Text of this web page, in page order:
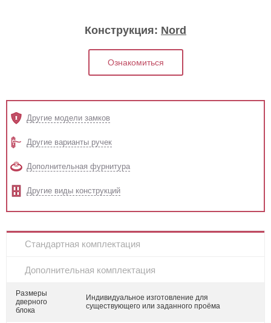
Конструкция: Nord
Ознакомиться
Другие модели замков
Другие варианты ручек
Дополнительная фурнитура
Другие виды конструкций
Стандартная комплектация
Дополнительная комплектация
Размеры
дверного
блока
Индивидуальное изготовление для
существующего или заданного проёма